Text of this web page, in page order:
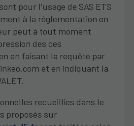
pour l'usage de SAS ETS
à la réglementation en
peut à tout moment
des ces
en faisant la requête par
et en indiquant la
recueillies dans le
proposés sur